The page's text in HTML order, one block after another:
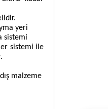
yeri
sistemi
sistemi ile
malzeme